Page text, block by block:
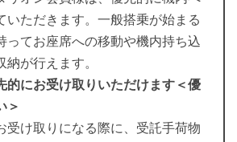
いただきます。一般搭乗が始まる
ってお座席への移動や機内持ち込
納が行えます。
的にお受け取りいただけます＜優
＞
受け取りになる際に、受託手荷物